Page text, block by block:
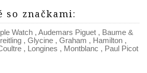
so značkami:
Watch , Audemars Piguet , Baume &
, Glycine , Graham , Hamilton ,
, Longines , Montblanc , Paul Picot